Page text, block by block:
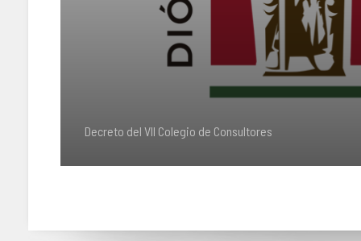
Decreto del VII Colegio de Consultores